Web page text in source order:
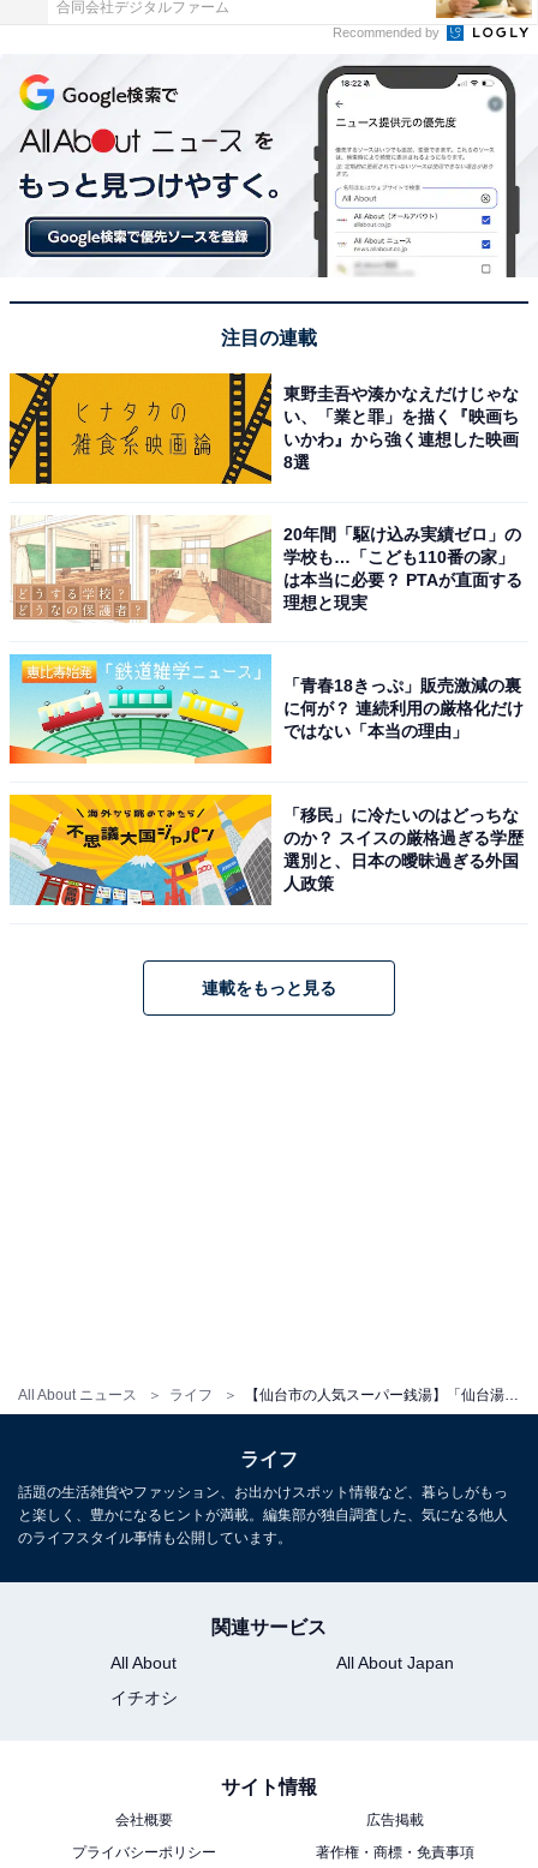
All About ニュース ライフ
読みながらのんびり過ごせます。
オートロウリュのパワーが強烈で、上段に座ると一
気に大汗をかきます。塩サウナもデトックス効果抜
群で2種類使い分けられるのが最高です。水風呂で
クールダウンして外気浴スペースでととのうと最高
の気分になります。
りした休憩スペースに漫画もたくさん揃っていて1
日過ごせます。お食事処のメニューが豊富で仙台牛
を使った料理もあり、温泉と食事をセットで楽しめ
アクセス・料金情報は？ 泊まれる？
別途入湯税70円（中学生以下は課税対象外）。
土・日・祝：1300円（税込）
営業時間
09:00～26:00（最終受付 25:00）
※金・土・祝前日は追加1000円（税込）で翌05:30まで
宿泊：不可（日帰り入浴専用施設）
合同会社デジタルファーム
Recommended by
注目の連載
東野圭吾や湊かなえだけじゃな
い、「業と罪」を描く『映画ち
いかわ』から強く連想した映画
8選
20年間「駆け込み実績ゼロ」の
学校も…「こども110番の家」
は本当に必要？ PTAが直面する
理想と現実
「青春18きっぷ」販売激減の裏
に何が？ 連続利用の厳格化だけ
ではない「本当の理由」
「移民」に冷たいのはどっちな
のか？ スイスの厳格過ぎる学歴
選別と、日本の曖昧過ぎる外国
人政策
連載をもっと見る
ライフ
話題の生活雑貨やファッション、お出かけスポット情報など、暮らしがもっ
と楽しく、豊かになるヒントが満載。編集部が独自調査した、気になる他人
のライフスタイル事情も公開しています。
関連サービス
All About
All About Japan
イチオシ
サイト情報
会社概要
広告掲載
プライバシーポリシー
著作権・商標・免責事項